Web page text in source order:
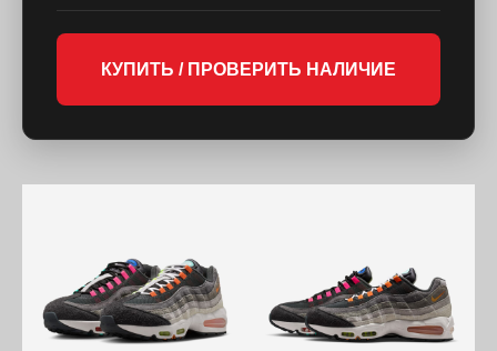
КУПИТЬ / ПРОВЕРИТЬ НАЛИЧИЕ